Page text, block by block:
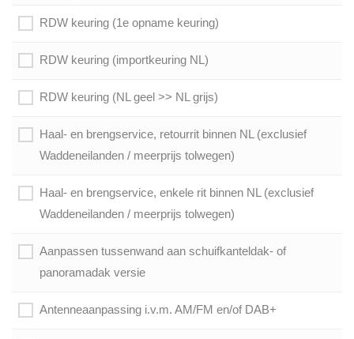
RDW keuring (1e opname keuring)
RDW keuring (importkeuring NL)
RDW keuring (NL geel >> NL grijs)
Haal- en brengservice, retourrit binnen NL (exclusief
Waddeneilanden / meerprijs tolwegen)
Haal- en brengservice, enkele rit binnen NL (exclusief
Waddeneilanden / meerprijs tolwegen)
Aanpassen tussenwand aan schuifkanteldak- of
panoramadak versie
Antenneaanpassing i.v.m. AM/FM en/of DAB+